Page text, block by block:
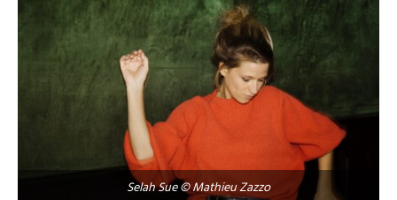
Selah Sue © Mathieu Zazzo